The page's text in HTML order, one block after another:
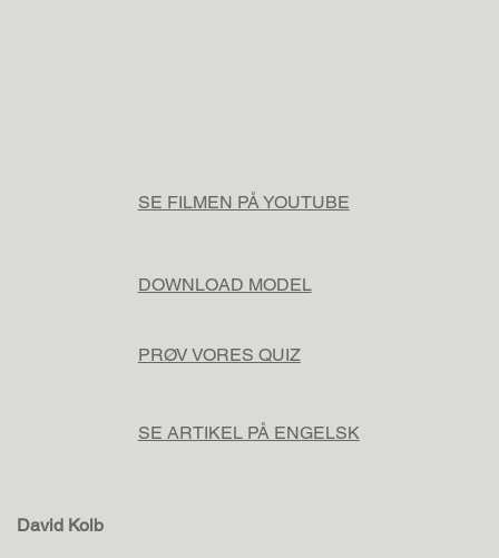
SE FILMEN PÅ YOUTUBE
DOWNLOAD MODEL
PRØV VORES QUIZ
SE ARTIKEL PÅ ENGELSK
David Kolb